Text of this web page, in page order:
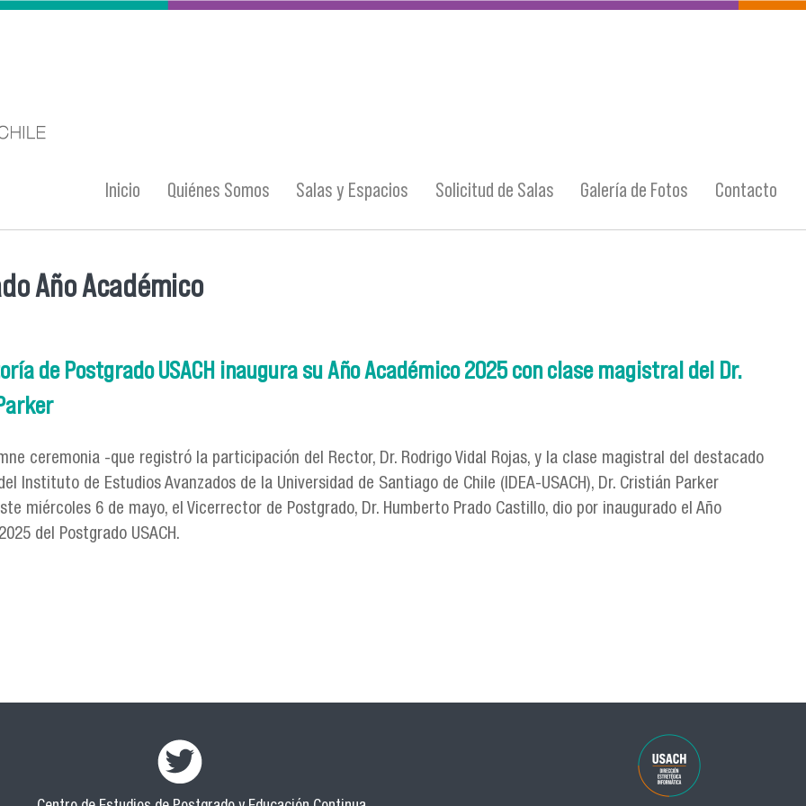
Inicio Quiénes Somos Salas y Espacios Solicitud de Salas Galería de Fotos Contacto
usted aquí
Año Académico
de Postgrado USACH inaugura su Año Académico 2025 con clase magistral del Dr.
ceremonia -que registró la participación del Rector, Dr. Rodrigo Vidal Rojas, y la clase magistral del destacado
Instituto de Estudios Avanzados de la Universidad de Santiago de Chile (IDEA-USACH), Dr. Cristián Parker
miércoles 6 de mayo, el Vicerrector de Postgrado, Dr. Humberto Prado Castillo, dio por inaugurado el Año
del Postgrado USACH.
Vicerrectoría de Postgrado USACH inaugura su Año Académico 2025 con clase magistral del Dr. Cristián Parker